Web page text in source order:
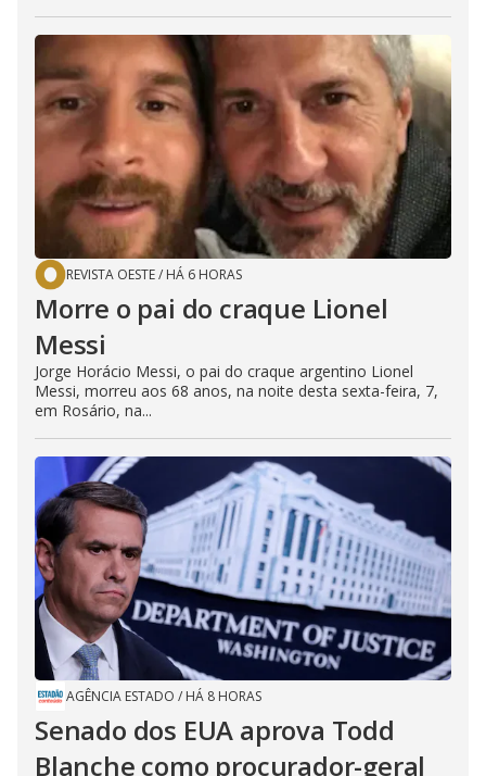
REVISTA OESTE/ HÁ 6 HORAS
Morre o pai do craque Lionel
Messi
Jorge Horácio Messi, o pai do craque argentino Lionel
Messi, morreu aos 68 anos, na noite desta sexta-feira, 7,
em Rosário, na...
AGÊNCIA ESTADO / HÁ 8 HORAS
Senado dos EUA aprova Todd
Blanche como procurador-geral